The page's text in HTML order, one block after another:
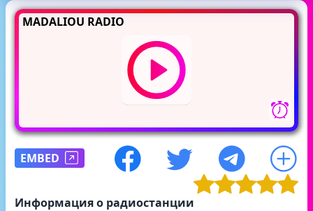
MADALIOU RADIO
EMBED
Информация о радиостанции